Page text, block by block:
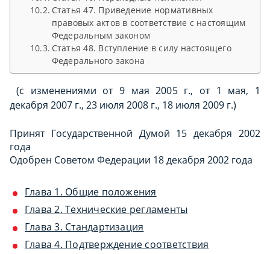
Статья 47. Приведение нормативных
правовых актов в соответствие с настоящим
Федеральным законом
Статья 48. Вступление в силу настоящего
Федерального закона
(с изменениями от 9 мая 2005 г., от 1 мая, 1
декабря 2007 г., 23 июля 2008 г., 18 июля 2009 г.)
Принят Государственной Думой 15 декабря 2002
года
Одобрен Советом Федерации 18 декабря 2002 года
Глава 1. Общие положения
Глава 2. Технические регламенты
Глава 3. Стандартизация
Глава 4. Подтверждение соответствия